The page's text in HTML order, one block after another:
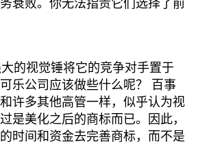
衰败。你无法指责它们选择了前
的视觉锤将它的竞争对手置于
乐公司应该做些什么呢？ 百事
许多其他高管一样，似乎认为视
是美化之后的商标而已。因此，
时间和资金去完善商标，而不是